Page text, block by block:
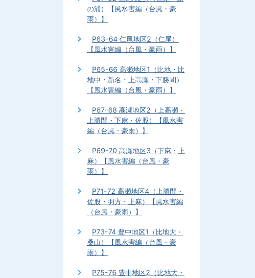
の浦）【風水害編（台風・豪
雨）】
P63-64 仁尾地区2（仁尾）
【風水害編（台風・豪雨）】
P65-66 高瀬地区1（比地・比
地中・新名・上高瀬・下勝間）
【風水害編（台風・豪雨）】
P67-68 高瀬地区2（上高瀬・
上勝間・下麻・佐股）【風水害
編（台風・豪雨）】
P69-70 高瀬地区3（下麻・上
麻）【風水害編（台風・豪
雨）】
P71-72 高瀬地区4（上勝間・
佐股・羽方・上麻）【風水害編
（台風・豪雨）】
P73-74 豊中地区1（比地大・
桑山）【風水害編（台風・豪
雨）】
P75-76 豊中地区2（比地大・